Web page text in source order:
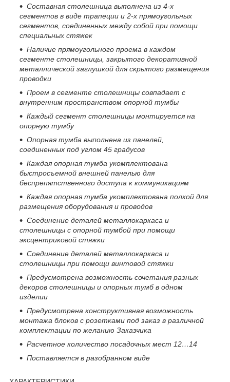
Составная столешница выполнена из 4-х
сегментов в виде трапеции и 2-х прямоугольных
сегментов, соединенных между собой при помощи
специальных стяжек
Наличие прямоугольного проема в каждом
сегменте столешницы, закрытого декоративной
металлической заглушкой для скрытого размещения
проводки
Проем в сегменте столешницы совпадает с
внутренним пространством опорной тумбы
Каждый сегмент столешницы монтируется на
опорную тумбу
Опорная тумба выполнена из панелей,
соединенных под углом 45 градусов
Каждая опорная тумба укомплектована
быстросъемной внешней панелью для
беспрепятственного доступа к коммуникациям
Каждая опорная тумба укомплектована полкой для
размещения оборудования и проводов
Соединение деталей металлокаркаса и
столешницы с опорной тумбой при помощи
эксцентриковой стяжки
Соединение деталей металлокаркаса и
столешницы при помощи винтовой стяжки
Предусмотрена возможность сочетания разных
декоров столешницы и опорных тумб в одном
изделии
Предусмотрена конструктивная возможность
монтажа блоков с розетками под заказ в различной
комплектации по желанию Заказчика
Расчетное количество посадочных мест 12…14
Поставляется в разобранном виде